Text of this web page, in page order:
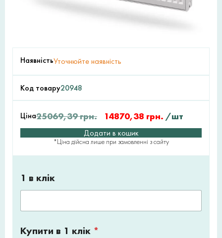
НаявністьУточнюйте наявність
Код товару20948
Ціна25069,39грн. 14870,38 грн. /шт
Додати в кошик
*Ціна дійсна лише при замовленні з сайту
1 в клік
Купити в 1 клік *